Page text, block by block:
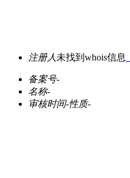
注册人 未找到whois信息
备案号-
名称-
审核时间-性质-